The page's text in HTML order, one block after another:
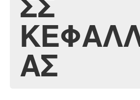
ΑΣ